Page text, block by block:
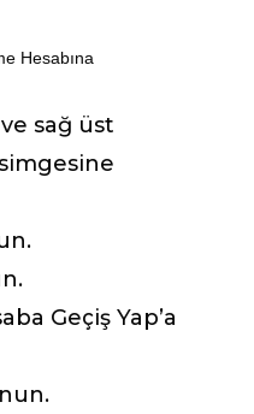
Hesabına
sağ üst
Geçiş Yap’a